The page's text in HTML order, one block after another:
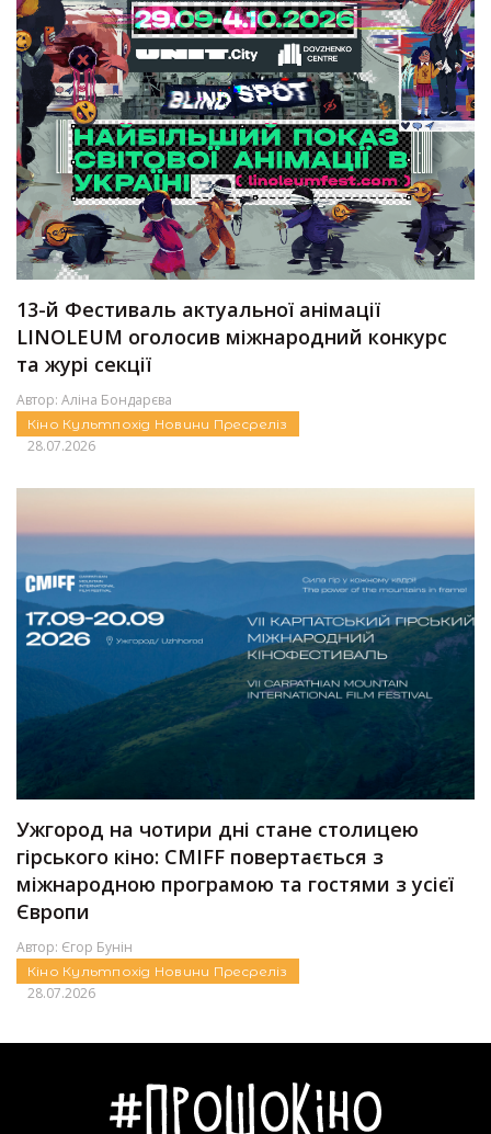
13-й Фестиваль актуальної анімації
LINOLEUM оголосив міжнародний конкурс
та журі секції
Автор: Аліна Бондарєва
Кіно Культпохід Новини Пресреліз
28.07.2026
Ужгород на чотири дні стане столицею
гірського кіно: CMIFF повертається з
міжнародною програмою та гостями з усієї
Європи
Автор: Єгор Бунін
Кіно Культпохід Новини Пресреліз
28.07.2026